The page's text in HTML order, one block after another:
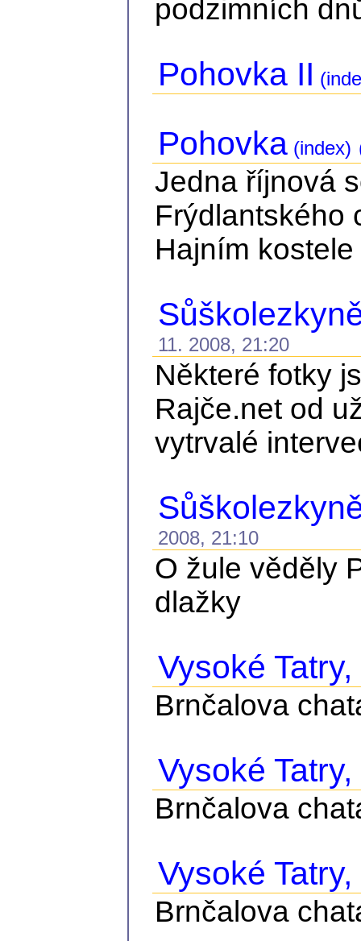
podzimních
Pohovka II
Pohovka(index)
Jedna říjnová
Frýdlantského
Hajním
11. 2008, 21:20
Některé fotky
Rajče.net od
vytrvalé
2008, 21:10
O žule věděly
dlažky
Vysoké
Brnčalova
Vysoké Tatry,
Brnčalova
Vysoké
Brnčalova